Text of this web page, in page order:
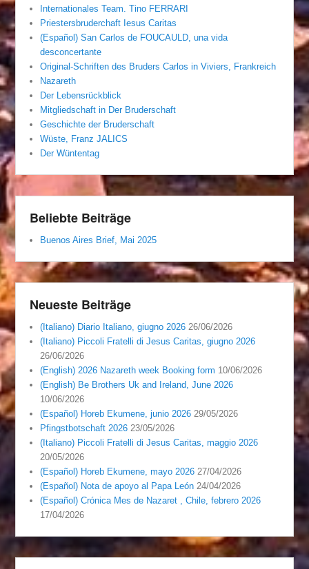
Internationales Team. Tino FERRARI
Priestersbruderchaft Iesus Caritas
(Español) San Carlos de FOUCAULD, una vida
desconcertante
Original-Schriften des Bruders Carlos in Viviers, Frankreich
Nazareth
Der Lebensrückblick
Mitgliedschaft in Der Bruderschaft
Geschichte der Bruderschaft
Wüste, Franz JALICS
Der Wüntentag
Beliebte Beiträge
Buenos Aires Brief, Mai 2025
Neueste Beiträge
(Italiano) Diario Italiano, giugno 2026 26/06/2026
(Italiano) Piccoli Fratelli di Jesus Caritas, giugno 2026
26/06/2026
(English) 2026 Nazareth week Booking form 10/06/2026
(English) Be Brothers Uk and Ireland, June 2026
10/06/2026
(Español) Horeb Ekumene, junio 2026 29/05/2026
Pfingstbotschaft 2026 23/05/2026
(Italiano) Piccoli Fratelli di Jesus Caritas, maggio 2026
20/05/2026
(Español) Horeb Ekumene, mayo 2026 27/04/2026
(Español) Nota de apoyo al Papa León 24/04/2026
(Español) Crónica Mes de Nazaret , Chile, febrero 2026
17/04/2026